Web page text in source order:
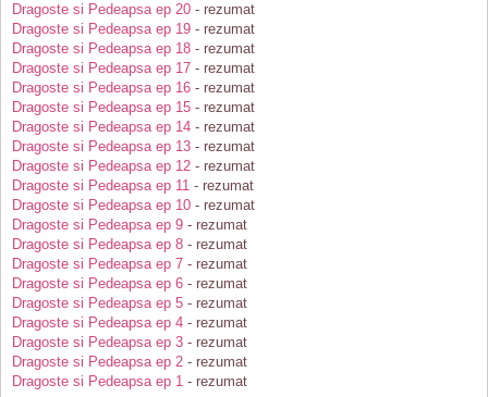
Dragoste si Pedeapsa ep 20 - rezumat
Dragoste si Pedeapsa ep 19 - rezumat
Dragoste si Pedeapsa ep 18 - rezumat
Dragoste si Pedeapsa ep 17 - rezumat
Dragoste si Pedeapsa ep 16 - rezumat
Dragoste si Pedeapsa ep 15 - rezumat
Dragoste si Pedeapsa ep 14 - rezumat
Dragoste si Pedeapsa ep 13 - rezumat
Dragoste si Pedeapsa ep 12 - rezumat
Dragoste si Pedeapsa ep 11 - rezumat
Dragoste si Pedeapsa ep 10 - rezumat
Dragoste si Pedeapsa ep 9 - rezumat
Dragoste si Pedeapsa ep 8 - rezumat
Dragoste si Pedeapsa ep 7 - rezumat
Dragoste si Pedeapsa ep 6 - rezumat
Dragoste si Pedeapsa ep 5 - rezumat
Dragoste si Pedeapsa ep 4 - rezumat
Dragoste si Pedeapsa ep 3 - rezumat
Dragoste si Pedeapsa ep 2 - rezumat
Dragoste si Pedeapsa ep 1 - rezumat